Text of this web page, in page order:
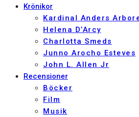
Krönikor
Kardinal Anders
Helena D’Arcy
Charlotta Smeds
Junno Arocho Esteves
John L. Allen Jr
Recensioner
Böcker
Film
Musik